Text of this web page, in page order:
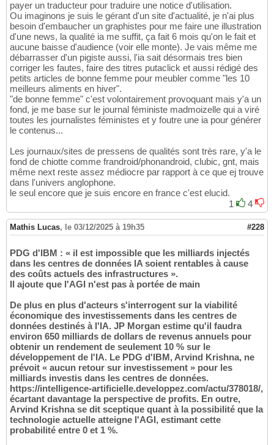
payer un traducteur pour traduire une notice d'utilisation.
Ou imaginons je suis le gérant d'un site d'actualité, je n'ai plus
besoin d'embaucher un graphistes pour me faire une illustration
d'une news, la qualité ia me suffit, ça fait 6 mois qu'on le fait et
aucune baisse d'audience (voir elle monte). Je vais même me
débarrasser d'un pigiste aussi, l'ia sait désormais tres bien
corriger les fautes, faire des titres putaclick et aussi rédigé des
petits articles de bonne femme pour meubler comme "les 10
meilleurs aliments en hiver".
"de bonne femme" c'est volontairement provoquant mais y'a un
fond, je me base sur le journal féministe madmoizelle qui a viré
toutes les journalistes féministes et y foutre une ia pour générer
le contenus...
Les journaux/sites de pressens de qualités sont très rare, y'a le
fond de chiotte comme frandroid/phonandroid, clubic, gnt, mais
même next reste assez médiocre par rapport à ce que ej trouve
dans l'univers anglophone.
le seul encore que je suis encore en france c'est elucid.
1
4
Mathis Lucas, le 03/12/2025 à 19h35 #228
PDG d'IBM : « il est impossible que les milliards injectés
dans les centres de données IA soient rentables à cause
des coûts actuels des infrastructures ».
Il ajoute que l'AGI n'est pas à portée de main
De plus en plus d'acteurs s'interrogent sur la viabilité
économique des investissements dans les centres de
données destinés à l'IA. JP Morgan estime qu'il faudra
environ 650 milliards de dollars de revenus annuels pour
obtenir un rendement de seulement 10 % sur le
développement de l'IA. Le PDG d'IBM, Arvind Krishna, ne
prévoit « aucun retour sur investissement » pour les
milliards investis dans les centres de données.
https://intelligence-artificielle.developpez.com/actu/378018/,
écartant davantage la perspective de profits. En outre,
Arvind Krishna se dit sceptique quant à la possibilité que la
technologie actuelle atteigne l'AGI, estimant cette
probabilité entre 0 et 1 %.